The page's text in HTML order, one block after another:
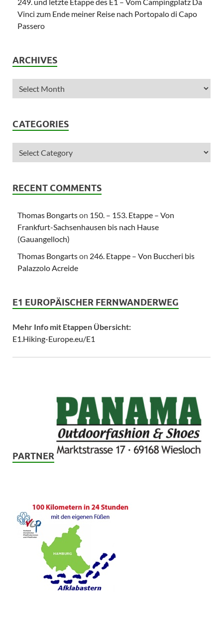
Vinci zum Ende meiner Reise nach Portopalo di Capo
Passero
ARCHIVES
CATEGORIES
RECENT COMMENTS
Thomas Bongartson 150. – 153. Etappe – Von
Frankfurt-Sachsenhausen bis nach Hause
(Gauangelloch)
Thomas Bongartson 246. Etappe – Von Buccheri bis
Palazzolo Acreide
E1 EUROPÄISCHER FERNWANDERWEG
Mehr Info mit Etappen Übersicht:
E1.Hiking-Europe.eu/E1
PARTNER